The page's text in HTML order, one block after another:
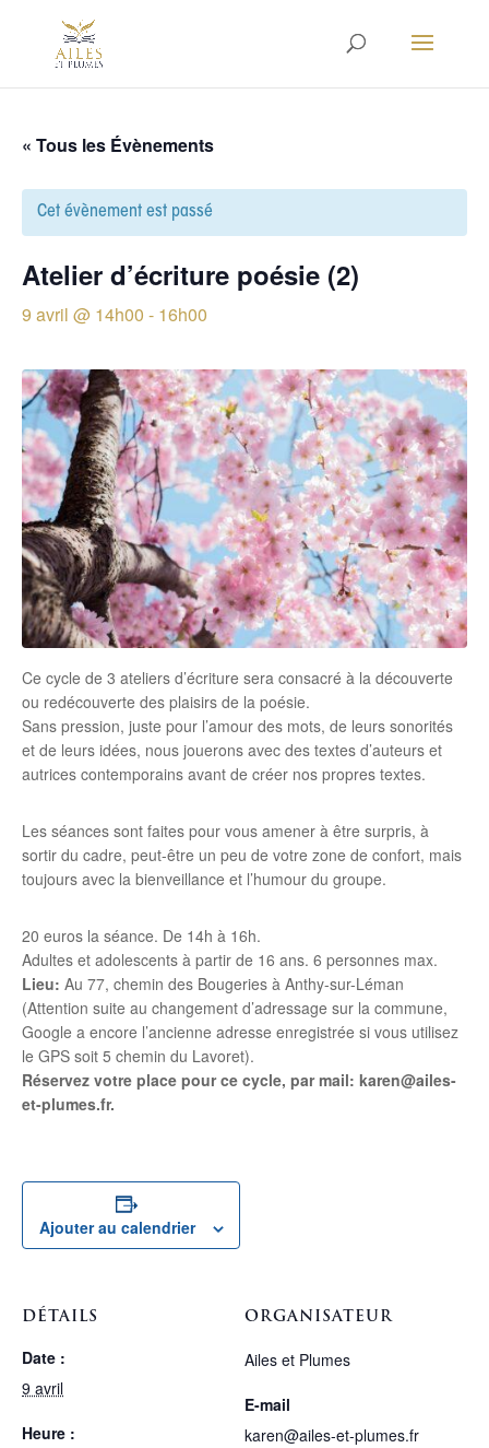
« Tous les Évènements
Cet évènement est passé
Atelier d’écriture poésie (2)
9 avril @ 14h00 - 16h00
Ce cycle de 3 ateliers d’écriture sera consacré à la découverte
ou redécouverte des plaisirs de la poésie.
Sans pression, juste pour l’amour des mots, de leurs sonorités
et de leurs idées, nous jouerons avec des textes d’auteurs et
autrices contemporains avant de créer nos propres textes.
Les séances sont faites pour vous amener à être surpris, à
sortir du cadre, peut-être un peu de votre zone de confort, mais
toujours avec la bienveillance et l’humour du groupe.
20 euros la séance. De 14h à 16h.
Adultes et adolescents à partir de 16 ans. 6 personnes max.
Lieu: Au 77, chemin des Bougeries à Anthy-sur-Léman
(Attention suite au changement d’adressage sur la commune,
Google a encore l’ancienne adresse enregistrée si vous utilisez
le GPS soit 5 chemin du Lavoret).
Réservez votre place pour ce cycle, par mail: karen@ailes-
et-plumes.fr.
Ajouter au calendrier
DÉTAILS
Date :
9 avril
Heure :
ORGANISATEUR
Ailes et Plumes
E-mail
karen@ailes-et-plumes.fr